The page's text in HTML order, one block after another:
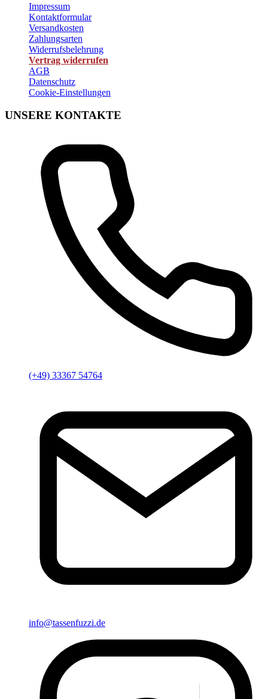
Impressum
Kontaktformular
Versandkosten
Zahlungsarten
Widerrufsbelehrung
Vertrag widerrufen
AGB
Datenschutz
Cookie-Einstellungen
UNSERE KONTAKTE
(+49) 33367 54764
info@tassenfuzzi.de